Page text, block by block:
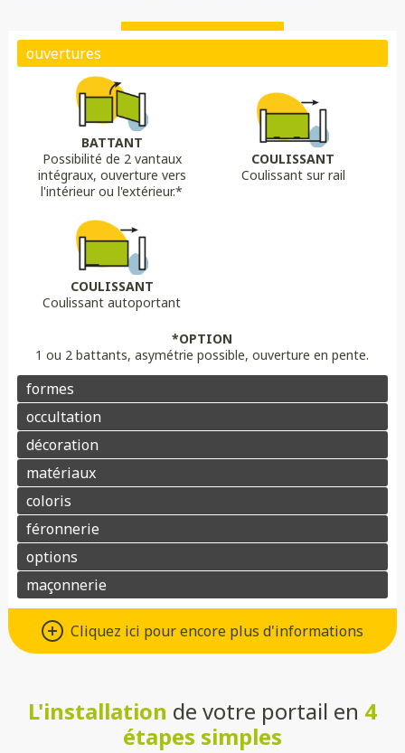
BATTANT
Possibilité de 2 vantaux
intégraux, ouverture vers
l'intérieur ou l'extérieur.*
COULISSANT
Coulissant sur rail
COULISSANT
Coulissant autoportant
*OPTION
1 ou 2 battants, asymétrie possible, ouverture en pente.
Biais bas Bombé inversé
Chapeau de gendarmeChapeau de gendarme inversé
Portail pleinPortail semi ajouré Portail ajouré
LAME
Lame 30 cm modulable
OPTION
lame ajourée
OPTION
Lame déco sur mesure
DÉCORS OPTIONS
AluminiumComposite
Pointes
Motorisation
Aluminium
Cliquez ici pour encore plus d'informations
Différents types d’ouvertures
Choisissez le système d’ouverture qui convient au mieux à votre
Battant: idéal pour les larges entrées, avec une ouverture
classique à deux vantaux.
L'installation de votre portail en 4
étapes simples